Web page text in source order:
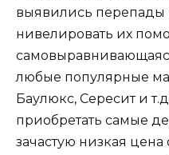
выявились перепады
нивелировать их
любые популярные
Баулюкс, Сересит и
приобретать самые
зачастую низкая цена